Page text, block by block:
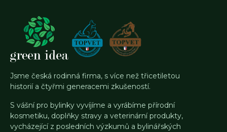
Jsme česká rodinná firma, s více než třicetiletou
historií a čtyřmi generacemi zkušeností.
S vášní pro bylinky vyvíjíme a vyrábíme přírodní
kosmetiku, doplňky stravy a veterinární produkty,
vycházející z posledních výzkumů a bylinářských